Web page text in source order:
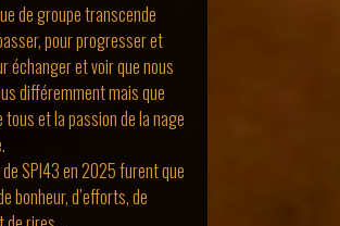
de groupe transcende
pour progresser et
échanger et voir que nous
différemment mais que
tous et la passion de la nage
SPI43 en 2025 furent que
bonheur, d’efforts, de